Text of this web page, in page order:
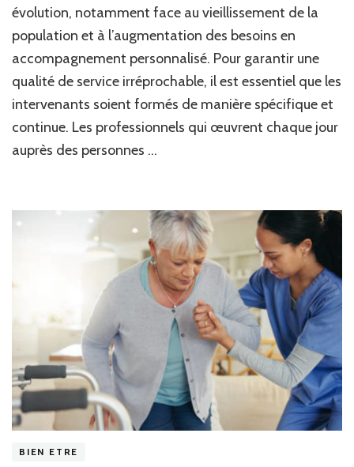
t-
des
formations
spécifiques
pour
les
intervenants
aide
Langon
évolution, notamment face au vieillissement de la
population et à l’augmentation des besoins en
accompagnement personnalisé. Pour garantir une
qualité de service irréprochable, il est essentiel que les
intervenants soient formés de manière spécifique et
continue. Les professionnels qui œuvrent chaque jour
auprès des personnes …
BIEN ETRE